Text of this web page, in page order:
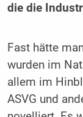
die die
Fast hätte
wurden im
allem im
ASVG und